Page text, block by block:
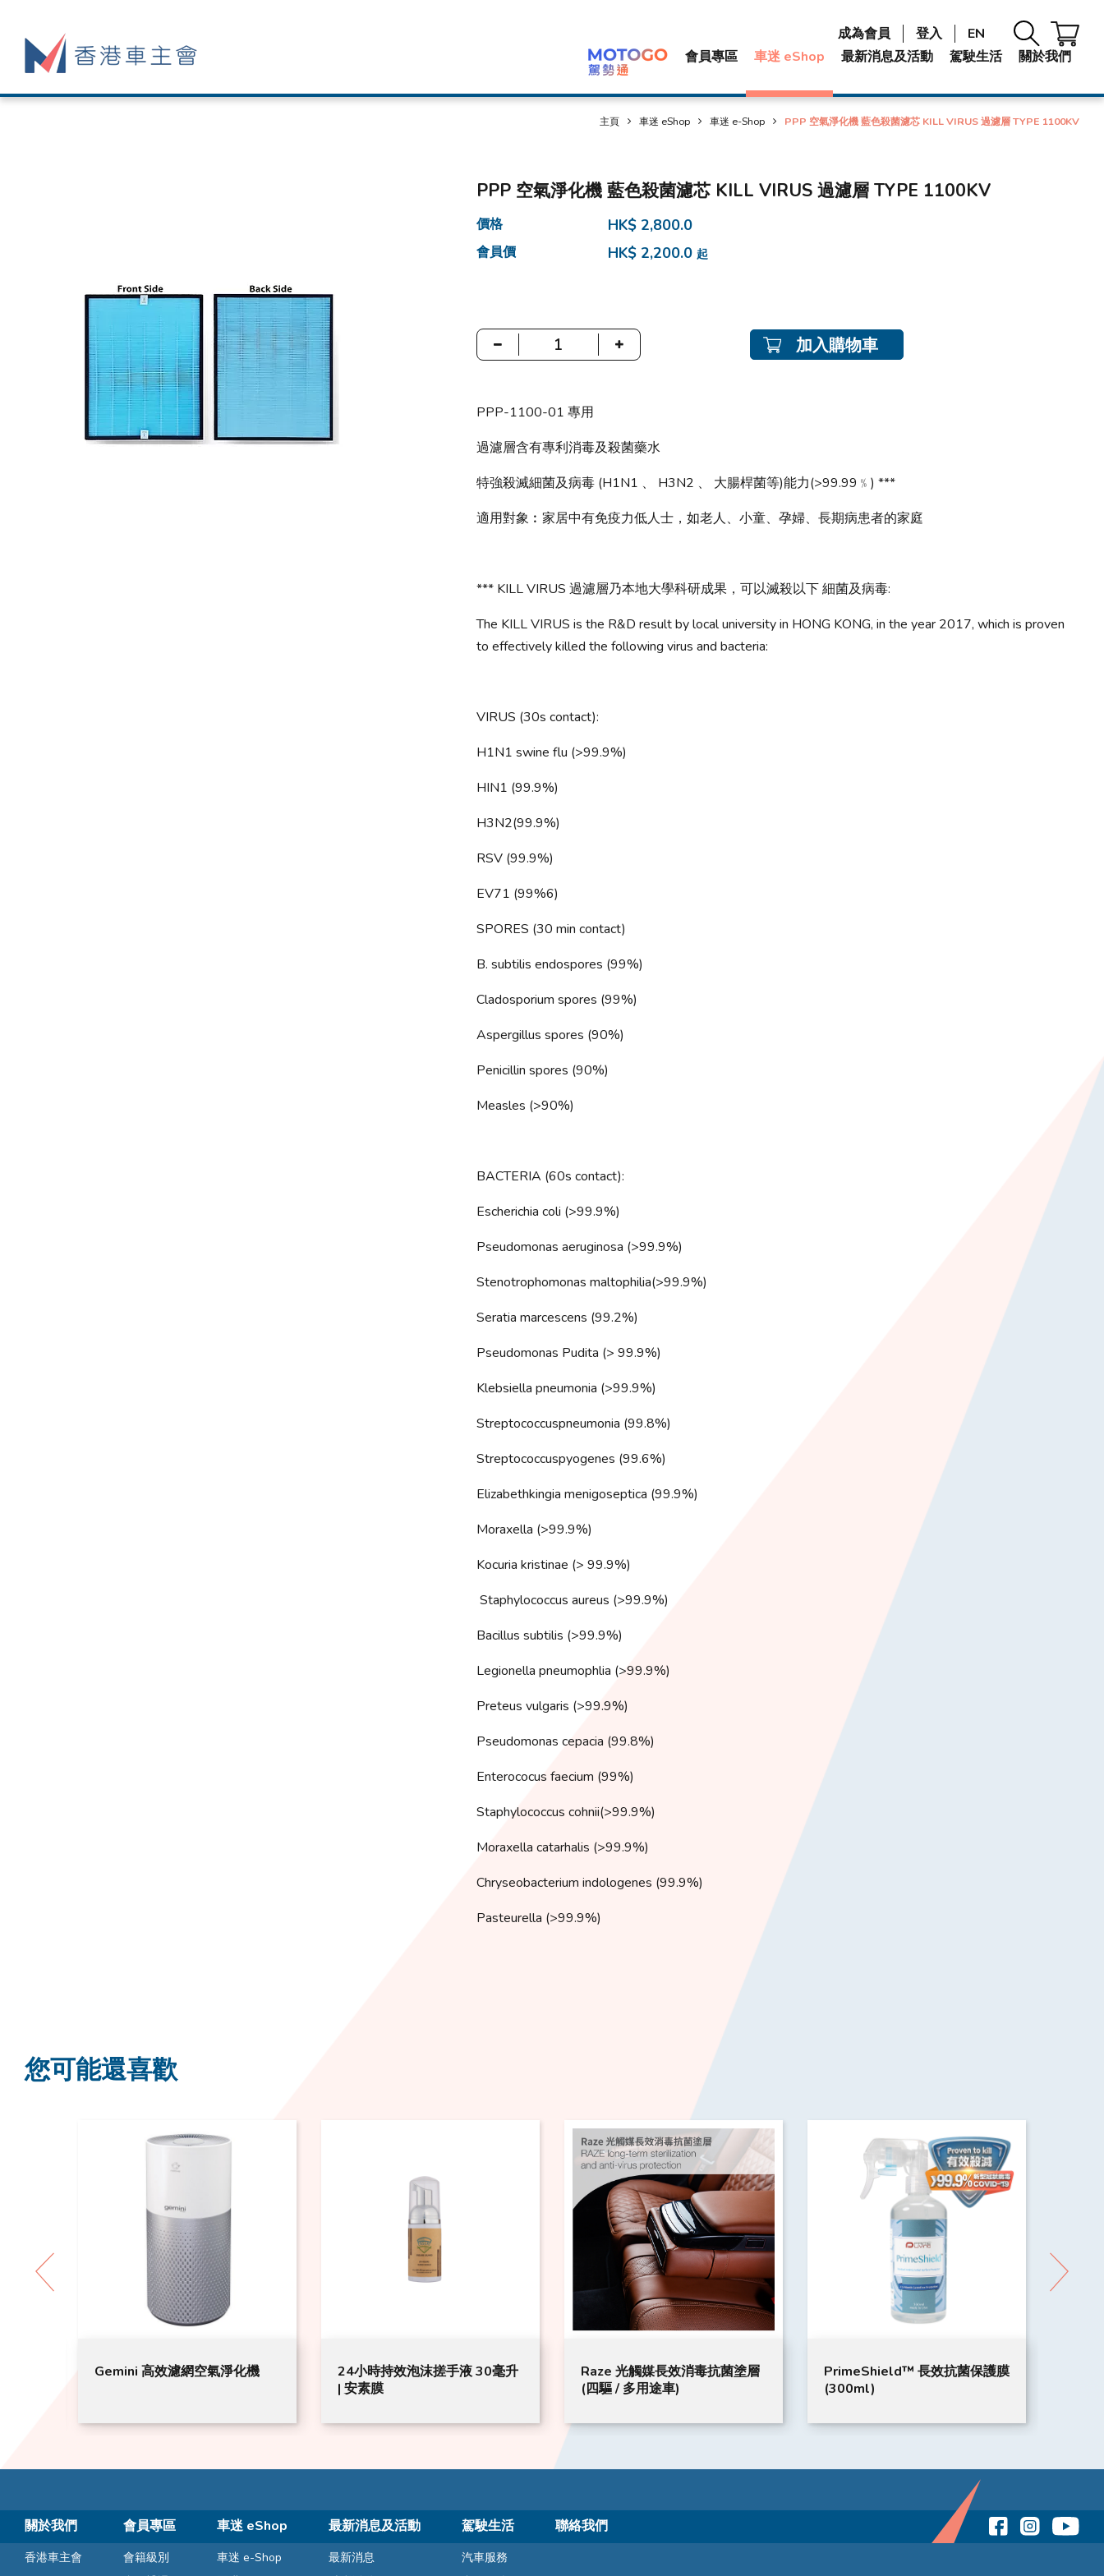
會員專區 車迷 eShop 最新消息及活動 駕駛生活 關於我們
成為會員 登入 EN
主頁 車迷 eShop 車迷 e-Shop PPP 空氣淨化機 藍色殺菌濾芯 KILL VIRUS 過濾層 TYPE 1100KV
PPP 空氣淨化機 藍色殺菌濾芯 KILL VIRUS 過濾層 TYPE 1100KV
價格 HK$ 2,800.0
會員價 HK$ 2,200.0 起
加入購物車
PPP-1100-01 專用
過濾層含有專利消毒及殺菌藥水
特強殺滅細菌及病毒 (H1N1 、 H3N2 、 大腸桿菌等)能力(>99.99﹪) ***
適用對象︰家居中有免疫力低人士，如老人、小童、孕婦、長期病患者的家庭
*** KILL VIRUS 過濾層乃本地大學科研成果，可以滅殺以下 細菌及病毒:
The KILL VIRUS is the R&D result by local university in HONG KONG, in the year 2017, which is proven
to effectively killed the following virus and bacteria:
VIRUS (30s contact):
H1N1 swine flu (>99.9%)
HIN1 (99.9%)
H3N2(99.9%)
RSV (99.9%)
EV71 (99%6)
SPORES (30 min contact)
B. subtilis endospores (99%)
Cladosporium spores (99%)
Aspergillus spores (90%)
Penicillin spores (90%)
Measles (>90%)
BACTERIA (60s contact):
Escherichia coli (>99.9%)
Pseudomonas aeruginosa (>99.9%)
Stenotrophomonas maltophilia(>99.9%)
Seratia marcescens (99.2%)
Pseudomonas Pudita (> 99.9%)
Klebsiella pneumonia (>99.9%)
Streptococcuspneumonia (99.8%)
Streptococcuspyogenes (99.6%)
Elizabethkingia menigoseptica (99.9%)
Moraxella (>99.9%)
Kocuria kristinae (> 99.9%)
Staphylococcus aureus (>99.9%)
Bacillus subtilis (>99.9%)
Legionella pneumophlia (>99.9%)
Preteus vulgaris (>99.9%)
Pseudomonas cepacia (99.8%)
Enterococus faecium (99%)
Staphylococcus cohnii(>99.9%)
Moraxella catarhalis (>99.9%)
Chryseobacterium indologenes (99.9%)
Pasteurella (>99.9%)
您可能還喜歡
24小時持效泡沫搓手液 30毫升
Raze 光觸媒長效消毒抗菌塗層
(四驅 / 多用途車)
PrimeShield™ 長效抗菌保護膜
(300ml)
PPP 空氣淨化機 藍色殺菌濾芯
KILL VIRUS 過濾層 TYPE 50KV
關於我們
香港車主會
會員專區
會籍級別
車迷 eShop
車迷 e-Shop
最新消息及活動
最新消息
駕駛生活
汽車服務
聯絡我們